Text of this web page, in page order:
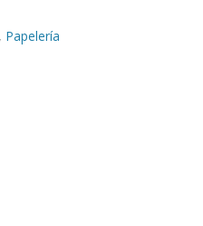
, Papelería